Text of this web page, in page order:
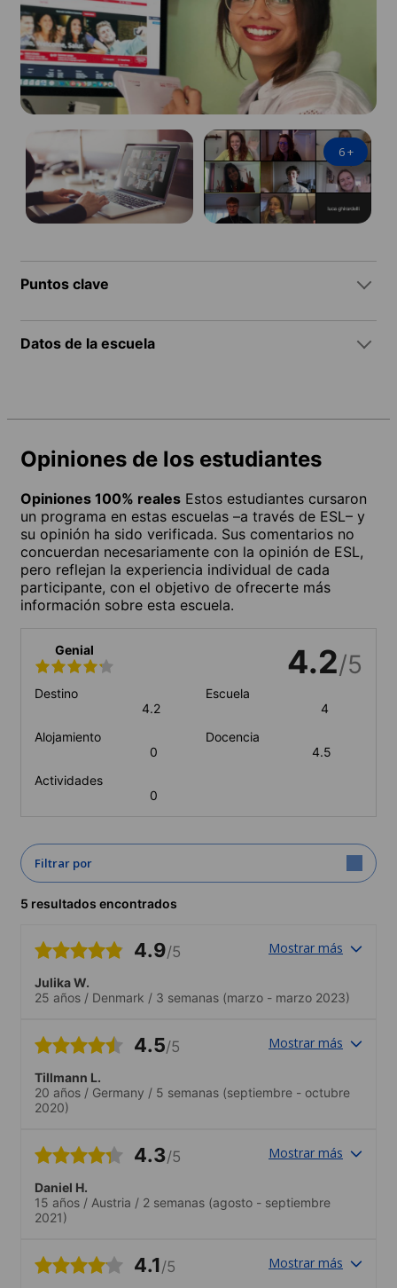
6+
Puntos clave
Datos de la escuela
Opiniones de los estudiantes
Opiniones 100% reales Estos estudiantes cursaron
un programa en estas escuelas –a través de ESL– y
su opinión ha sido verificada. Sus comentarios no
concuerdan necesariamente con la opinión de ESL,
pero reflejan la experiencia individual de cada
participante, con el objetivo de ofrecerte más
información sobre esta escuela.
Genial 4.2/5
Destino
4.2
Escuela
4
Alojamiento
0
Docencia
4.5
Actividades
0
Filtrar por
5 resultados encontrados
4.9/5 Mostrar más
Julika W.
25 años / Denmark / 3 semanas (marzo - marzo 2023)
4.5/5 Mostrar más
Tillmann L.
20 años / Germany / 5 semanas (septiembre - octubre
2020)
4.3/5 Mostrar más
Daniel H.
15 años / Austria / 2 semanas (agosto - septiembre
2021)
4.1/5 Mostrar más